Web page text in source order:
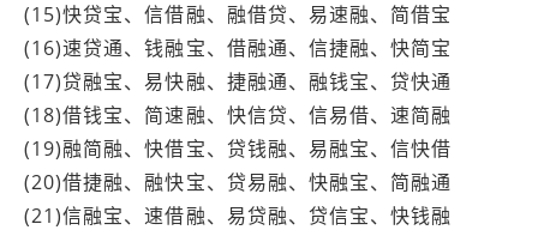
(15)快贷宝、信借融、融借贷、易速融、简借宝
(16)速贷通、钱融宝、借融通、信捷融、快简宝
(17)贷融宝、易快融、捷融通、融钱宝、贷快通
(18)借钱宝、简速融、快信贷、信易借、速简融
(19)融简融、快借宝、贷钱融、易融宝、信快借
(20)借捷融、融快宝、贷易融、快融宝、简融通
(21)信融宝、速借融、易贷融、贷信宝、快钱融